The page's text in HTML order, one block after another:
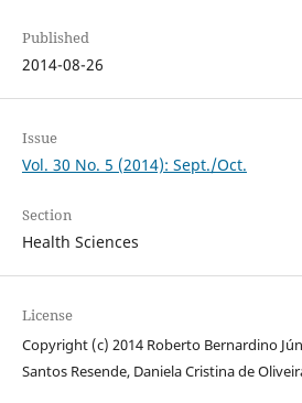
Published
2014-08-26
Issue
Vol. 30 No. 5 (2014): Sept./Oct.
Section
Health Sciences
License
Copyright (c) 2014 Roberto Bernardino
Santos Resende, Daniela Cristina de